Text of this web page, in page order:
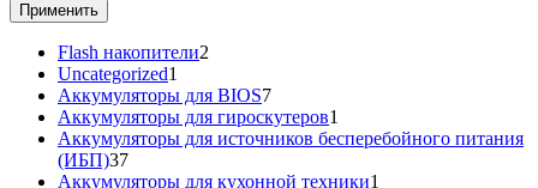
Применить
Flash накопители2
Uncategorized1
товар
Аккумуляторы для BIOS77
товаров
Аккумуляторы для гироскутеров1
товар
Аккумуляторы для источников бесперебойного питания
(ИБП)3737
товаров
Аккумуляторы для кухонной техники1